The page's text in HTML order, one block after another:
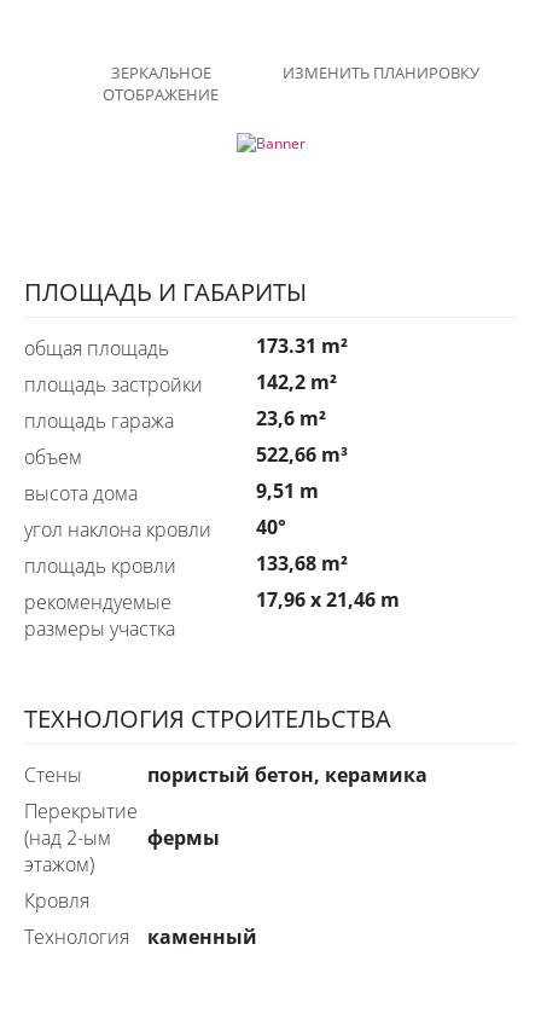
ЗЕРКАЛЬНОЕ
ОТОБРАЖЕНИЕ
ИЗМЕНИТЬ ПЛАНИРОВКУ
ПЛОЩАДЬ И ГАБАРИТЫ
общая площадь
173.31 m²
площадь застройки
142,2 m²
площадь гаража
23,6 m²
объем
522,66 m³
высота дома
9,51 m
угол наклона кровли
40°
площадь кровли
133,68 m²
рекомендуемые
размеры участка
17,96 x 21,46 m
ТЕХНОЛОГИЯ СТРОИТЕЛЬСТВА
стены
пористый бетон, керамика
перекрытие
(над 2-ым
этажом)
фермы
Кровля
технология
каменный